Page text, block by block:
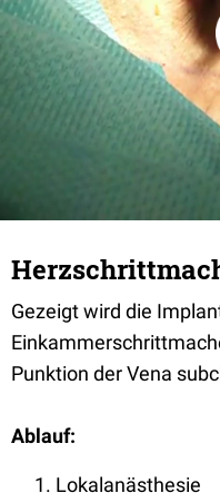
Gezeigt wird die
Punktion der Vena
Ablauf:
Lokalanästhesie